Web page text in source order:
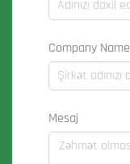
Company Name
Mesaj